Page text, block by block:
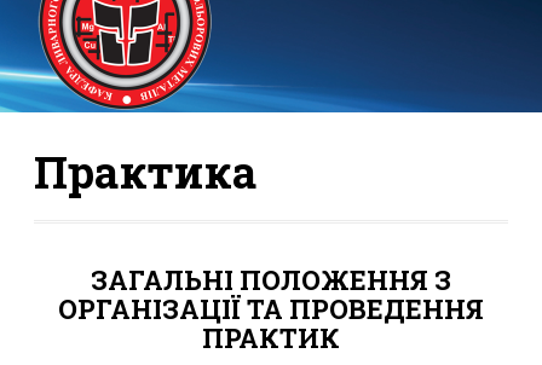
Практика
ЗАГАЛЬНІ ПОЛОЖЕННЯ З
ОРГАНІЗАЦІЇ ТА ПРОВЕДЕННЯ
ПРАКТИК